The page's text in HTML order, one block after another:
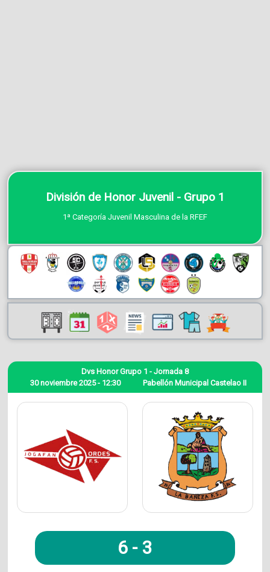
División de Honor Juvenil - Grupo 1
1ª Categoría Juvenil Masculina de la RFEF
30 noviembre 2025 - 12:30
Dvs Honor Grupo 1 - Jornada 8
Pabellón Municipal Castelao II
6 - 3